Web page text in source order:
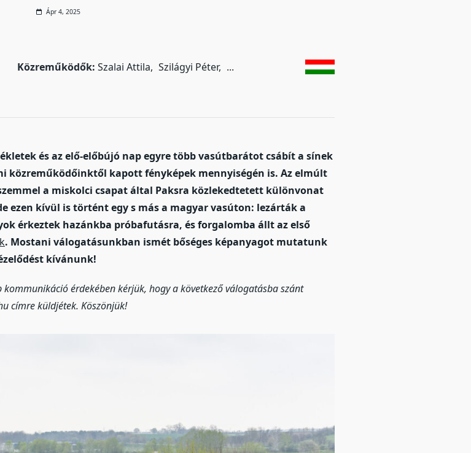
Ápr 4, 2025
Közreműködők: Szalai Attila Szilágyi Péter ...
és az elő-előbújó nap egyre több vasútbarátot csábít a sínek
közreműködőinktől kapott fényképek mennyiségén is. Az elmúlt
a miskolci csapat által Paksra közlekedtetett különvonat
ezen kívül is történt egy s más a magyar vasúton: lezárták a
érkeztek hazánkba próbafutásra, és forgalomba állt az első
. Mostani válogatásunkban ismét bőséges képanyagot mutatunk
kívánunk!
érdekében kérjük, hogy a következő válogatásba szánt
címre küldjétek. Köszönjük!